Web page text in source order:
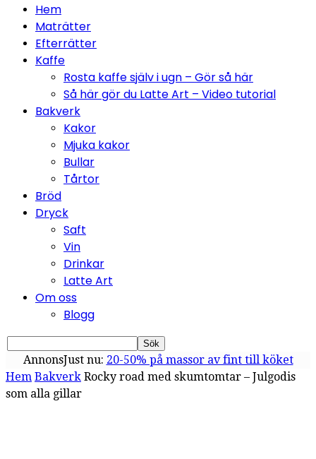
Hem
Maträtter
Efterrätter
Kaffe
Rosta kaffe själv i ugn – Gör så här
Så här gör du Latte Art – Video tutorial
Bakverk
Kakor
Mjuka kakor
Bullar
Tårtor
Bröd
Dryck
Saft
Vin
Drinkar
Latte Art
Om oss
Blogg
AnnonsJust nu: 20-50% på massor av fint till köket
Hem Bakverk Rocky road med skumtomtar – Julgodis
som alla gillar